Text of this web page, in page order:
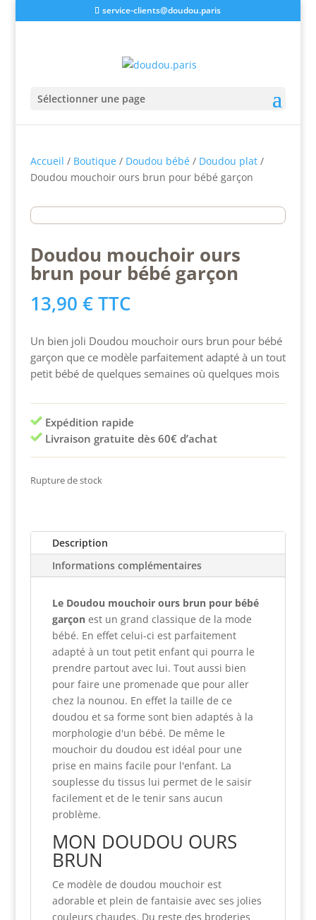
service-clients@doudou.paris
Sélectionner une page
Accueil / Boutique/ Doudou bébé/ Doudou plat/
Doudou mouchoir ours brun pour bébé garçon
Doudou mouchoir ours
brun pour bébé garçon
13,90 € TTC
Un bien joli Doudou mouchoir ours brun pour bébé
garçon que ce modèle parfaitement adapté à un tout
petit bébé de quelques semaines où quelques mois
Expédition rapide
Livraison gratuite dès 60€ d’achat
Rupture de stock
Description
Informations complémentaires
Le Doudou mouchoir ours brun pour bébé
garçonest un grand classique de la mode
bébé. En effet celui-ci est parfaitement
adapté à un tout petit enfant qui pourra le
prendre partout avec lui. Tout aussi bien
pour faire une promenade que pour aller
chez la nounou. En effet la taille de ce
doudou et sa forme sont bien adaptés à la
morphologie d'un bébé. De même le
mouchoir du doudou est idéal pour une
prise en mains facile pour l'enfant. La
souplesse du tissus lui permet de le saisir
facilement et de le tenir sans aucun
problème.
MON DOUDOU OURS
BRUN
Ce modèle de doudou mouchoir est
adorable et plein de fantaisie avec ses jolies
couleurs chaudes. Du reste des broderies